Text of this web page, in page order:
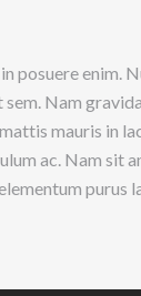
enim.
Nam
mauris in
ac. Nam sit
purus